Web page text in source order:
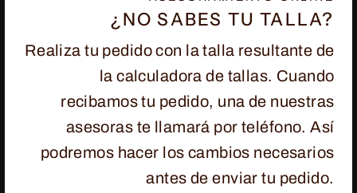
¿NO SABES TU TALLA?
Realiza tu pedido con la talla resultante de
la calculadora de tallas. Cuando
recibamos tu pedido, una de nuestras
asesoras te llamará por teléfono. Así
podremos hacer los cambios necesarios
antes de enviar tu pedido.